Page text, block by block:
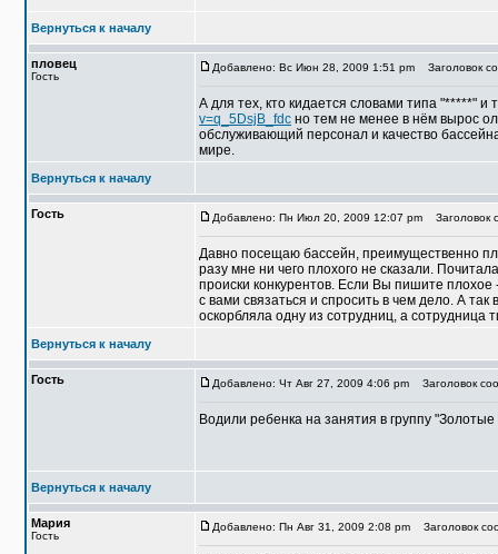
Вернуться к началу
пловец
Гость
Добавлено: Вс Июн 28, 2009 1:51 pm Заголовок
А для тех, кто кидается словами типа "*****" и
v=q_5DsjB_fdc но тем не менее в нём вырос
обслуживающий персонал и качество
мире.
Вернуться к началу
Гость Добавлено: Пн Июл 20, 2009 12:07 pm Заголовок
Давно посещаю бассейн, преимущественно
разу мне ни чего плохого не сказали.
происки конкурентов. Если Вы пишите
с вами связаться и спросить в чем дело. А так
оскорбляла одну из сотрудниц, а сотрудница
Вернуться к началу
Гость Добавлено: Чт Авг 27, 2009 4:06 pm Заголовок
Водили ребенка на занятия в группу
Вернуться к началу
Мария
Гость
Добавлено: Пн Авг 31, 2009 2:08 pm Заголовок